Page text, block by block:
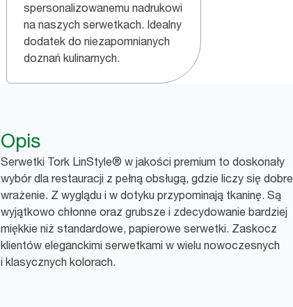
spersonalizowanemu nadrukowi
na naszych serwetkach. Idealny
dodatek do niezapomnianych
doznań kulinarnych.
Opis
Serwetki Tork LinStyle® w jakości premium to doskonały
wybór dla restauracji z pełną obsługą, gdzie liczy się dobre
wrażenie. Z wyglądu i w dotyku przypominają tkaninę. Są
wyjątkowo chłonne oraz grubsze i zdecydowanie bardziej
miękkie niż standardowe, papierowe serwetki. Zaskocz
klientów eleganckimi serwetkami w wielu nowoczesnych
i klasycznych kolorach.